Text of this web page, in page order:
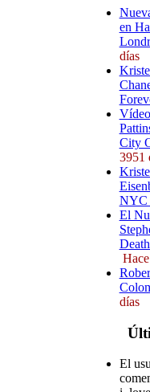
en
días
City
3951
NYC
El
días
El